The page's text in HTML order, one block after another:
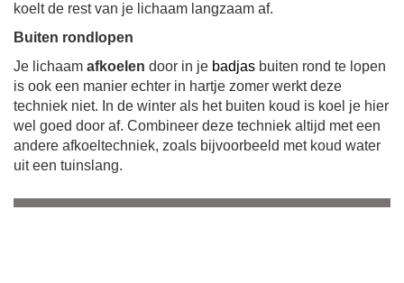
koelt de rest van je lichaam langzaam af.
Buiten rondlopen
Je lichaam afkoelen door in je badjas buiten rond te lopen
is ook een manier echter in hartje zomer werkt deze
techniek niet. In de winter als het buiten koud is koel je hier
wel goed door af. Combineer deze techniek altijd met een
andere afkoeltechniek, zoals bijvoorbeeld met koud water
uit een tuinslang.